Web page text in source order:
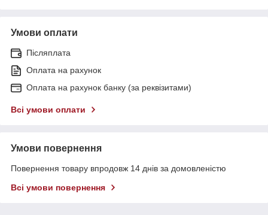
Умови оплати
Післяплата
Оплата на рахунок
Оплата на рахунок банку (за реквізитами)
Всі умови оплати
Умови повернення
Повернення товару впродовж 14 днів за домовленістю
Всі умови повернення